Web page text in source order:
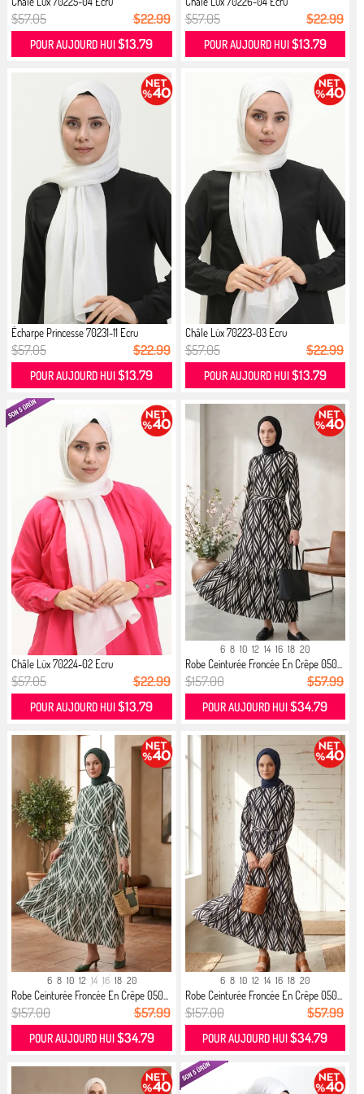
$57.05 $22.99
POUR AUJOURD HUI$13.79
$57.05 $22.99
POUR AUJOURD HUI $13.79
Écharpe Princesse 70231-11 Ecru
$57.05 $22.99
POUR AUJOURD HUI$13.79
Châle Lüx 70223-03 Ecru
$57.05 $22.99
POUR AUJOURD HUI $13.79
Châle Lüx 70224-02 Ecru
$57.05 $22.99
POUR AUJOURD HUI$13.79
6 8 10 12 14 16 18 20
Robe Ceinturée Froncée En Crêpe 050...
$157.00 $57.99
POUR AUJOURD HUI$34.79
6 8 10 12 14 16 18 20
Robe Ceinturée Froncée En Crêpe 050...
$157.00 $57.99
POUR AUJOURD HUI $34.79
6 8 10 12 14 16 18 20
Robe Ceinturée Froncée En Crêpe 050...
$157.00 $57.99
POUR AUJOURD HUI$34.79